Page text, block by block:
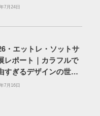
】
7月24日
・エットレ・ソットサ
レポート｜カラフルで
すぎるデザインの世界
験
7月16日